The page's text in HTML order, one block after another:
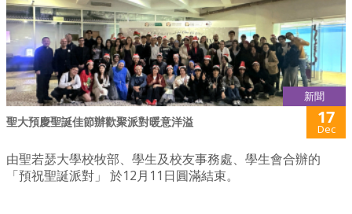
新聞
聖大預慶聖誕佳節辦歡聚派對暖意洋溢 17
Dec
由聖若瑟大學校牧部、學生及校友事務處、學生會合辦的
「預祝聖誕派對」 於12月11日圓滿結束。